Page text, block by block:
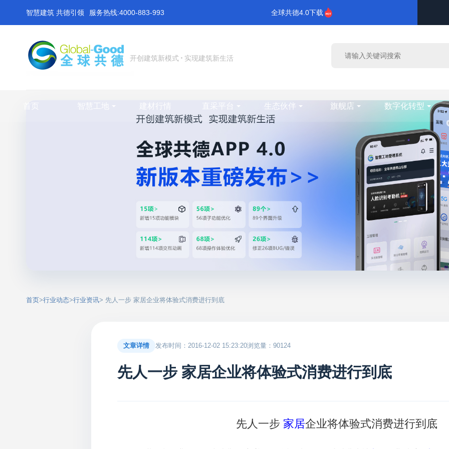
智慧建筑 共德引领 服务热线:4000-883-993 全球共德4.0下载
开创建筑新模式 实现建筑新生活
首页 智慧工地 建材行情 直采平台 生态伙伴 旗舰店 数字化转型
首页>行业动态>行业资讯> 先人一步 家居企业将体验式消费进行到底
文章详情 发布时间：2016-12-02 15:23:20浏览量：90124
先人一步 家居企业将体验式消费进行到底
先人一步 家居企业将体验式消费进行到底